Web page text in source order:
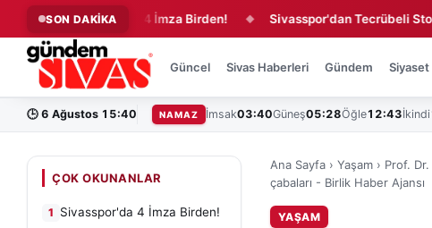
SON DAKİKA
Sivasspor'da 4 İmza Birden! ◆ Sivasspor'dan Tecrübeli Stopere 1
Güncel Sivas Haberleri Gündem Siyaset
🕒 6 Ağustos 15:40 NAMAZ İmsak03:40Güneş05:28Öğle12:43İkindi
ÇOK OKUNANLAR
1 Sivasspor'da 4 İmza Birden!
Ana Sayfa › Yaşam › Prof.
çabaları - Birlik Haber Ajansı
YAŞAM